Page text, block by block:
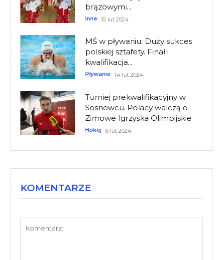
brązowymi...
Inne 15 lut 2024
MŚ w pływaniu: Duży sukces
polskiej sztafety. Finał i
kwalifikacja...
Pływanie 14 lut 2024
Turniej prekwalifikacyjny w
Sosnowcu. Polacy walczą o
Zimowe Igrzyska Olimpijskie
Hokej 6 lut 2024
KOMENTARZE